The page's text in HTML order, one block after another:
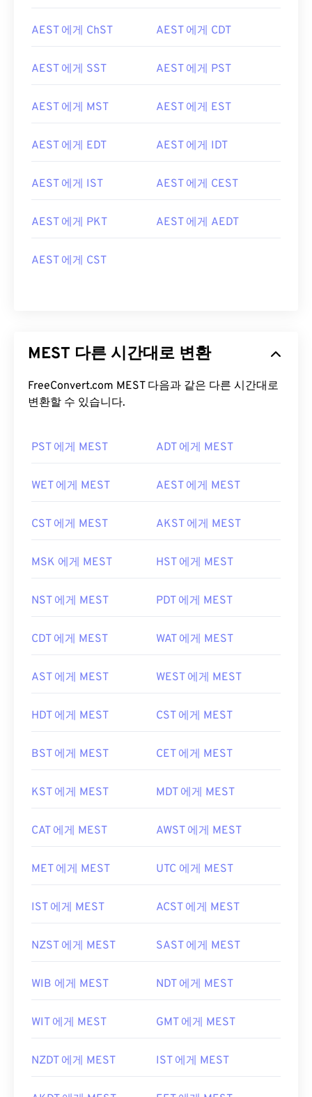
AEST 에게 ChST AEST 에게 CDT
AEST 에게 SST AEST 에게 PST
AEST 에게 MST AEST 에게 EST
AEST 에게 EDT AEST 에게 IDT
AEST 에게 IST AEST 에게 CEST
AEST 에게 PKT AEST 에게 AEDT
AEST 에게 CST
MEST 다른 시간대로 변환
FreeConvert.com MEST 다음과 같은 다른 시간대로
변환할 수 있습니다.
PST 에게 MEST ADT 에게 MEST
WET 에게 MEST AEST 에게 MEST
CST 에게 MEST AKST 에게 MEST
MSK 에게 MEST HST 에게 MEST
NST 에게 MEST PDT 에게 MEST
CDT 에게 MEST WAT 에게 MEST
AST 에게 MEST WEST 에게 MEST
HDT 에게 MEST CST 에게 MEST
BST 에게 MEST CET 에게 MEST
KST 에게 MEST MDT 에게 MEST
CAT 에게 MEST AWST 에게 MEST
MET 에게 MEST UTC 에게 MEST
IST 에게 MEST ACST 에게 MEST
NZST 에게 MEST SAST 에게 MEST
WIB 에게 MEST NDT 에게 MEST
WIT 에게 MEST GMT 에게 MEST
NZDT 에게 MEST IST 에게 MEST